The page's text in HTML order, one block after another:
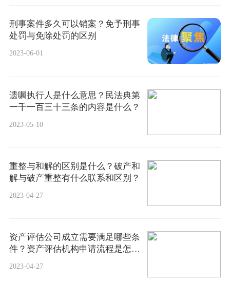
刑事案件多久可以销案？免予刑事
处罚与免除处罚的区别
2023-06-01
遗嘱执行人是什么意思？民法典第
一千一百三十三条的内容是什么？
2023-05-10
重整与和解的区别是什么？破产和
解与破产重整有什么联系和区别？
2023-04-27
资产评估公司成立需要满足哪些条
件？资产评估机构申请流程是怎样
2023-04-27